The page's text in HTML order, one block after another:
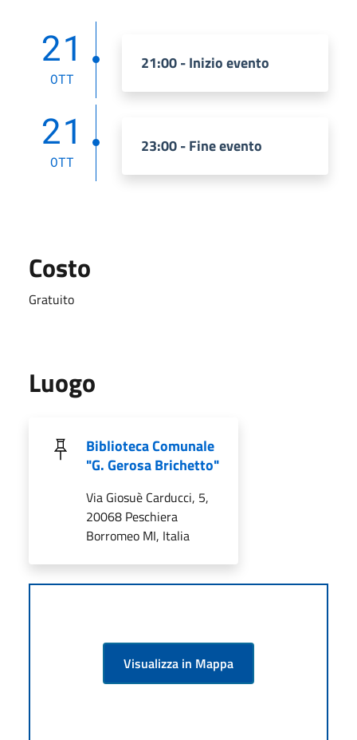
21
OTT
21:00 - Inizio evento
21
OTT
23:00 - Fine evento
Costo
Gratuito
Luogo
Biblioteca Comunale
"G. Gerosa Brichetto"
Via Giosuè Carducci, 5,
20068 Peschiera
Borromeo MI, Italia
Visualizza in Mappa